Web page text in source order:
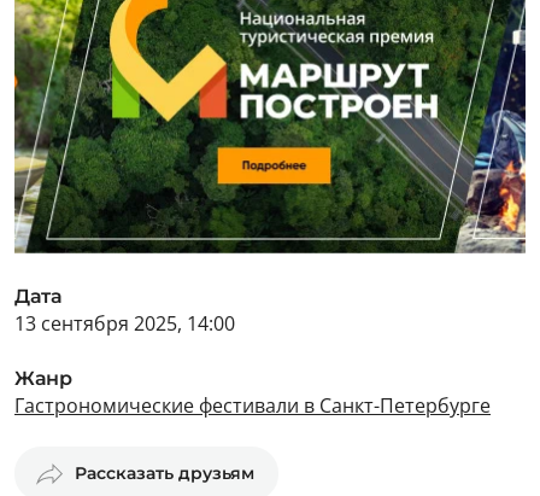
Дата
13 сентября 2025, 14:00
Жанр
Гастрономические фестивали в Санкт-Петербурге
Рассказать друзьям